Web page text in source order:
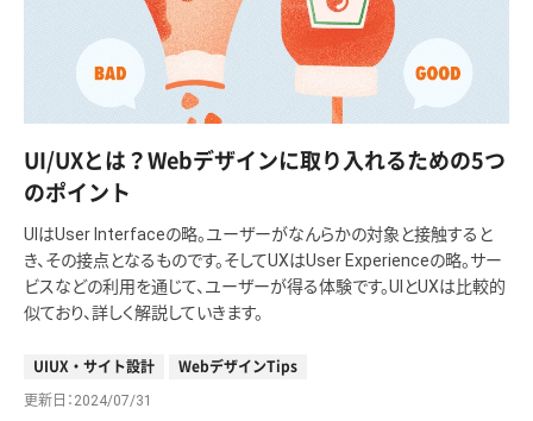
UI/UXとは？Webデザインに取り入れるための5つ
のポイント
UIはUser Interfaceの略。ユーザーがなんらかの対象と接触すると
き、その接点となるものです。そしてUXはUser Experienceの略。サー
ビスなどの利用を通じて、ユーザーが得る体験です。UIとUXは比較的
似ており、詳しく解説していきます。
UIUX・サイト設計 WebデザインTips
更新日 2024/07/31